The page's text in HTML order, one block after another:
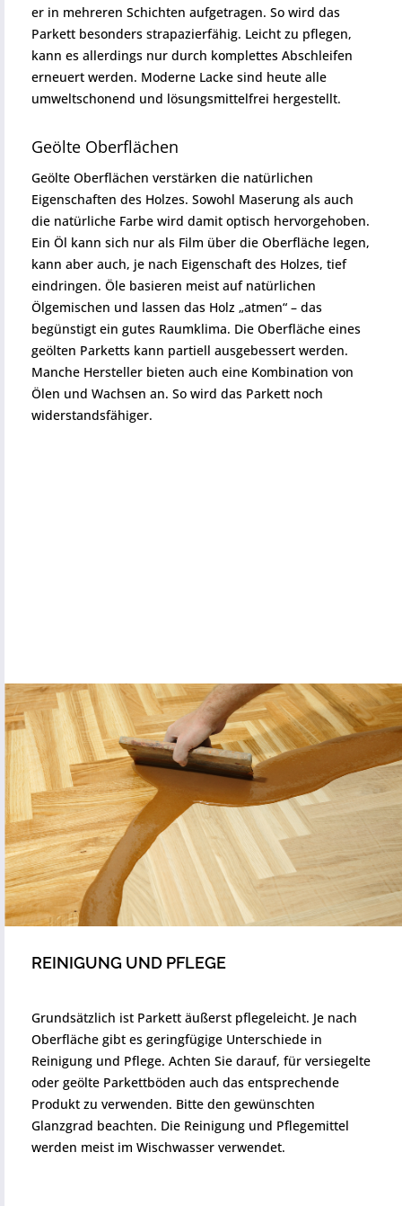
er in mehreren Schichten aufgetragen. So wird das
Parkett besonders strapazierfähig. Leicht zu pflegen,
kann es allerdings nur durch komplettes Abschleifen
erneuert werden. Moderne Lacke sind heute alle
umweltschonend und lösungsmittelfrei hergestellt.
Geölte Oberflächen
Geölte Oberflächen verstärken die natürlichen
Eigenschaften des Holzes. Sowohl Maserung als auch
die natürliche Farbe wird damit optisch hervorgehoben.
Ein Öl kann sich nur als Film über die Oberfläche legen,
kann aber auch, je nach Eigenschaft des Holzes, tief
eindringen. Öle basieren meist auf natürlichen
Ölgemischen und lassen das Holz „atmen“ – das
begünstigt ein gutes Raumklima. Die Oberfläche eines
geölten Parketts kann partiell ausgebessert werden.
Manche Hersteller bieten auch eine Kombination von
Ölen und Wachsen an. So wird das Parkett noch
widerstandsfähiger.
REINIGUNG UND PFLEGE
Grundsätzlich ist Parkett äußerst pflegeleicht. Je nach
Oberfläche gibt es geringfügige Unterschiede in
Reinigung und Pflege. Achten Sie darauf, für versiegelte
oder geölte Parkettböden auch das entsprechende
Produkt zu verwenden. Bitte den gewünschten
Glanzgrad beachten. Die Reinigung und Pflegemittel
werden meist im Wischwasser verwendet.